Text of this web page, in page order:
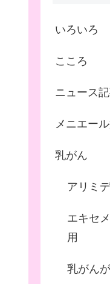
いろいろ
こころ
ニュース
メニエー
乳がん
アリミ
エキセ
用
乳がん